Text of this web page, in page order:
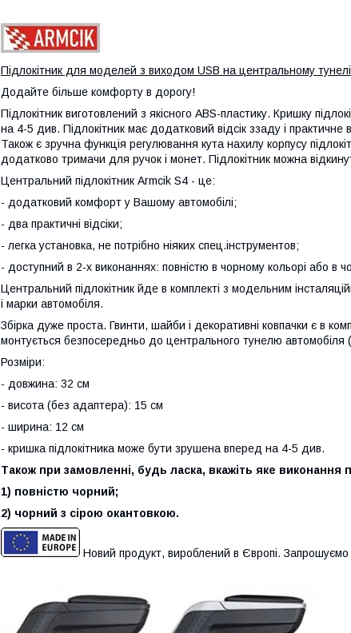
Підлокітник для моделей з виходом USB на центральному
Додайте більше комфорту в дорогу!
Підлокітник виготовлений з якісного ABS-пластику. Кришку
на 4-5 див. Підлокітник має додатковий відсік ззаду і
Також є зручна функція регулювання кута нахилу корпусу
додатково тримачи для ручок і монет. Підлокітник можна
Центральний підлокітник Armcik S4 - це:
- додатковий комфорт у Вашому автомобілі;
- два практичні відсіки;
- легка установка, не потрібно ніяких спец.інструментов;
- доступний в 2-х виконаннях: повністю в чорному кольорі або в
Центральний підлокітник йде в комплекті з модельним
і марки автомобіля.
Збірка дуже проста. Гвинти, шайби і декоративні ковпачки є в
монтується безпосередньо до центрального тунелю автомобіля
Розміри:
- довжина: 32 см
- висота (без адаптера): 15 см
- ширина: 12 см
- кришка підлокітника може бути зрушена вперед на 4-5 див.
Також при замовленні, будь ласка, вкажіть яке виконання
1) повністю чорний;
2) чорний з сірою окантовкою.
Новий продукт, вироблений в Європі.